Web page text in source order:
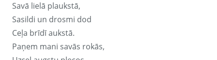
Savā lielā plaukstā,
Sasildi un drosmi dod
Ceļa brīdī aukstā.
Paņem mani savās rokās,